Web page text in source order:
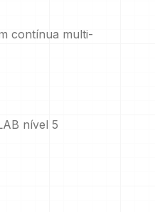
contínua multi-
nível 5